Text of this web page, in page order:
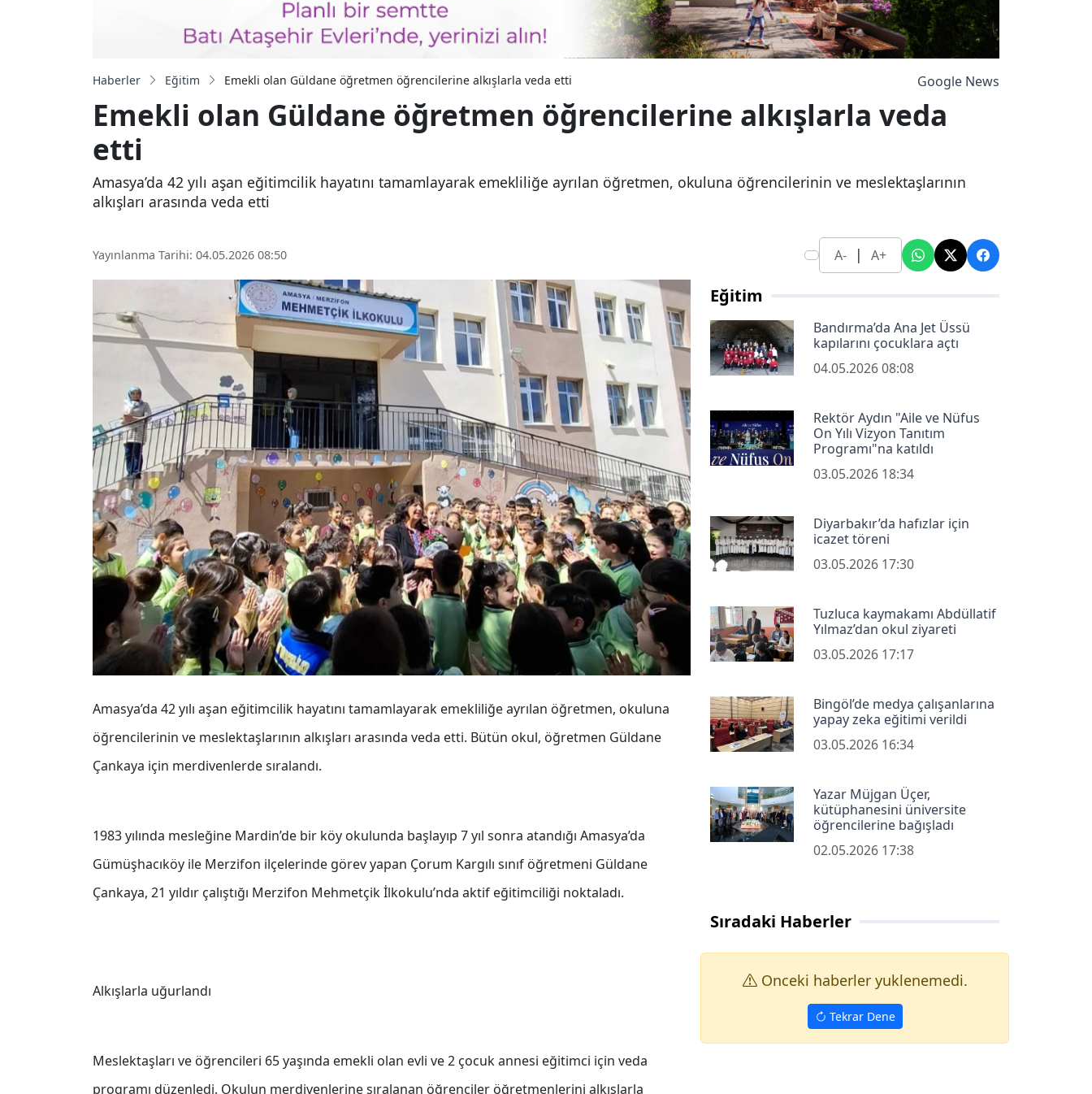
Haberler Eğitim Emekli olan Güldane öğretmen öğrencilerine alkışlarla veda etti Google News
Emekli olan Güldane öğretmen öğrencilerine alkışlarla veda
etti
Amasya’da 42 yılı aşan eğitimcilik hayatını tamamlayarak emekliliğe ayrılan öğretmen, okuluna öğrencilerinin ve meslektaşlarının
alkışları arasında veda etti
Yayınlanma Tarihi: 04.05.2026 08:50 A- | A+
Amasya’da 42 yılı aşan eğitimcilik hayatını tamamlayarak emekliliğe ayrılan öğretmen, okuluna
öğrencilerinin ve meslektaşlarının alkışları arasında veda etti. Bütün okul, öğretmen Güldane
Çankaya için merdivenlerde sıralandı.
1983 yılında mesleğine Mardin’de bir köy okulunda başlayıp 7 yıl sonra atandığı Amasya’da
Gümüşhacıköy ile Merzifon ilçelerinde görev yapan Çorum Kargılı sınıf öğretmeni Güldane
Çankaya, 21 yıldır çalıştığı Merzifon Mehmetçik İlkokulu’nda aktif eğitimciliği noktaladı.
Alkışlarla uğurlandı
Meslektaşları ve öğrencileri 65 yaşında emekli olan evli ve 2 çocuk annesi eğitimci için veda
programı düzenledi. Okulun merdivenlerine sıralanan öğrenciler öğretmenlerini alkışlarla
Eğitim
Bandırma’da Ana Jet Üssü
kapılarını çocuklara açtı
04.05.2026 08:08
Rektör Aydın "Aile ve Nüfus
On Yılı Vizyon Tanıtım
Programı"na katıldı
03.05.2026 18:34
Diyarbakır’da hafızlar için
icazet töreni
03.05.2026 17:30
Tuzluca kaymakamı Abdüllatif
Yılmaz’dan okul ziyareti
03.05.2026 17:17
Bingöl’de medya çalışanlarına
yapay zeka eğitimi verildi
03.05.2026 16:34
Yazar Müjgan Üçer,
kütüphanesini üniversite
öğrencilerine bağışladı
02.05.2026 17:38
Sıradaki Haberler
Onceki haberler yuklenemedi.
Tekrar Dene